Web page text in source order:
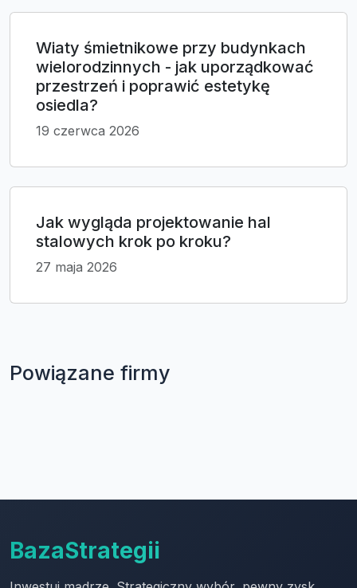
Wiaty śmietnikowe przy budynkach
wielorodzinnych - jak uporządkować
przestrzeń i poprawić estetykę
osiedla?
19 czerwca 2026
Jak wygląda projektowanie hal
stalowych krok po kroku?
27 maja 2026
Powiązane firmy
BazaStrategii